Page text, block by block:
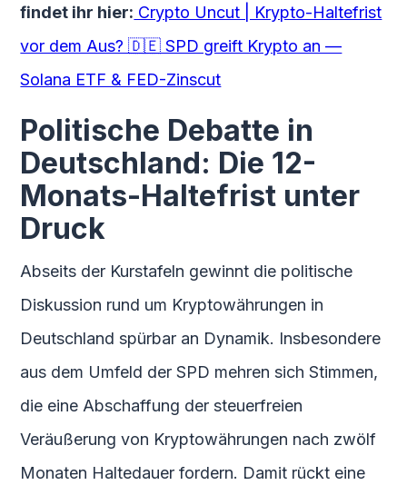
findet ihr hier: Crypto Uncut | Krypto-Haltefrist
vor dem Aus? 🇩🇪 SPD greift Krypto an —
Solana ETF & FED-Zinscut
Politische Debatte in
Deutschland: Die 12-
Monats-Haltefrist unter
Druck
Abseits der Kurstafeln gewinnt die politische
Diskussion rund um Kryptowährungen in
Deutschland spürbar an Dynamik. Insbesondere
aus dem Umfeld der SPD mehren sich Stimmen,
die eine Abschaffung der steuerfreien
Veräußerung von Kryptowährungen nach zwölf
Monaten Haltedauer fordern. Damit rückt eine